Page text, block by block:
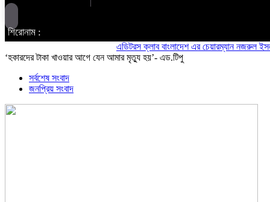
শিরোনাম :
এডিটরস ক্লাব বাংলাদেশ এর চেয়ারম্যান নজরুল ইসলাম
‘হকারদের টাকা খাওয়ার আগে যেন আমার মৃত্যু হয়’- এড.টিপু
সর্বশেষ সংবাদ
জনপ্রিয় সংবাদ